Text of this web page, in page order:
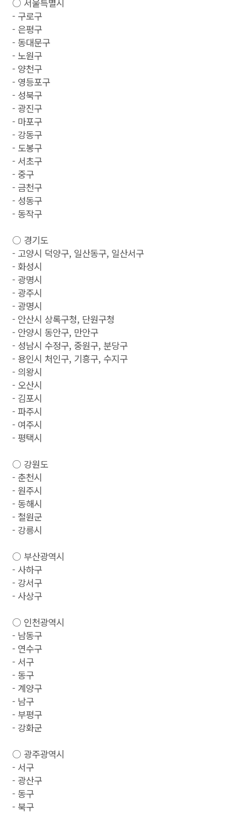
- 구로구
- 은평구
- 동대문구
- 노원구
- 양천구
- 영등포구
- 성북구
- 광진구
- 마포구
- 강동구
- 도봉구
- 서초구
- 중구
- 금천구
- 성동구
- 동작구
○ 경기도
- 고양시 덕양구, 일산동구, 일산서구
- 화성시
- 광명시
- 광주시
- 광명시
- 안산시 상록구청, 단원구청
- 안양시 동안구, 만안구
- 성남시 수정구, 중원구, 분당구
- 용인시 처인구, 기흥구, 수지구
- 의왕시
- 오산시
- 김포시
- 파주시
- 여주시
- 평택시
○ 강원도
- 춘천시
- 원주시
- 동해시
- 철원군
- 강릉시
○ 부산광역시
- 사하구
- 강서구
- 사상구
○ 인천광역시
- 남동구
- 연수구
- 서구
- 동구
- 계양구
- 남구
- 부평구
- 강화군
○ 광주광역시
- 서구
- 광산구
- 동구
- 북구